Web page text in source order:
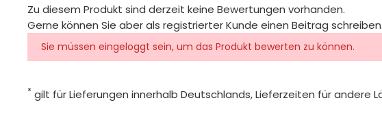
Zu diesem Produkt sind derzeit keine Bewertungen vorhanden.
Gerne können Sie aber als registrierter Kunde einen Beitrag schreiben.
Sie müssen eingeloggt sein, um das Produkt bewerten zu können.
* gilt für Lieferungen innerhalb Deutschlands, Lieferzeiten für